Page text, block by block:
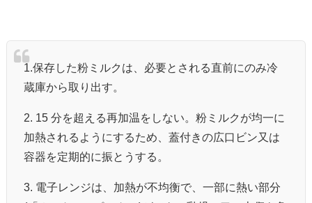
1.保存した粉ミルクは、必要とされる直前にのみ冷
蔵庫から取り出す。
2. 15 分を超える再加温をしない。粉ミルクが均一に
加熱されるようにするため、蓋付きの広口ビン又は
容器を定期的に振とうする。
3. 電子レンジは、加熱が不均衡で、一部に熱い部分